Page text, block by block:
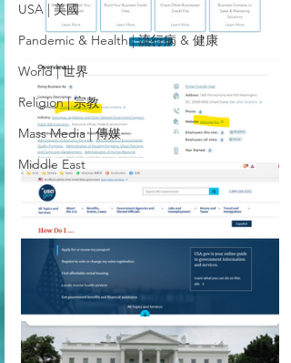
USA | 美國
Pandemic & Health | 流行病 & 健康
World | 世界
Religion | 宗教
Mass Media | 傳媒
Middle East